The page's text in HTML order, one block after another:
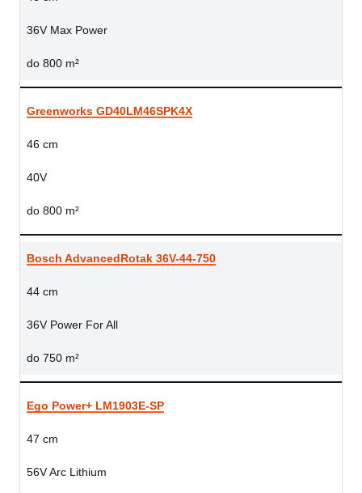
36V Max Power
do 800 m²
Greenworks GD40LM46SPK4X
46 cm
40V
do 800 m²
Bosch AdvancedRotak 36V-44-750
44 cm
36V Power For All
do 750 m²
Ego Power+ LM1903E-SP
47 cm
56V Arc Lithium